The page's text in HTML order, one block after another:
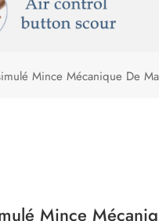
Mince Mécanique De
Mince